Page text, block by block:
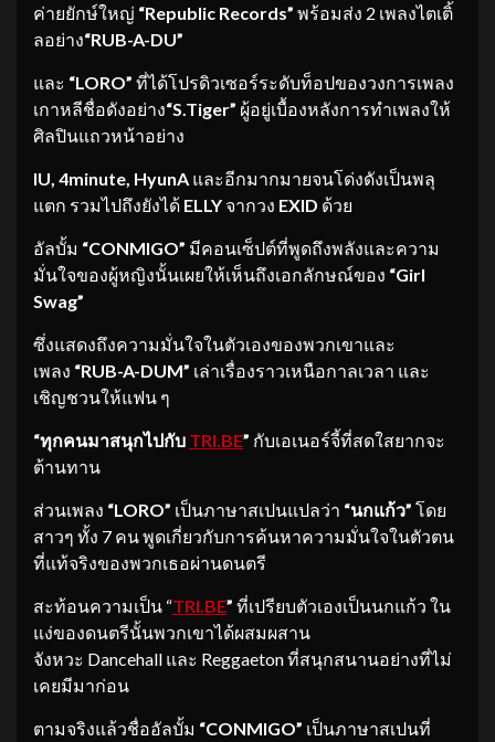
ค่ายยักษ์ใหญ่ “Republic Records” พร้อมส่ง 2 เพลงไตเติ้
ลอย่าง“RUB-A-DU”
และ “LORO” ที่ได้โปรดิวเซอร์ระดับท็อปของวงการเพลง
เกาหลีชื่อดังอย่าง“S.Tiger” ผู้อยู่เบื้องหลังการทำเพลงให้
ศิลปินแถวหน้าอย่าง
IU, 4minute, HyunA และอีกมากมายจนโด่งดังเป็นพลุ
แตก รวมไปถึงยังได้ ELLY จากวง EXID ด้วย
อัลบั้ม “CONMIGO” มีคอนเซ็ปต์ที่พูดถึงพลังและความ
มั่นใจของผู้หญิงนั้นเผยให้เห็นถึงเอกลักษณ์ของ “Girl
Swag”
ซึ่งแสดงถึงความมั่นใจในตัวเองของพวกเขาและ
เพลง “RUB-A-DUM” เล่าเรื่องราวเหนือกาลเวลา และ
เชิญชวนให้แฟน ๆ
“ทุกคนมาสนุกไปกับ TRI.BE” กับเอเนอร์จี้ที่สดใสยากจะ
ต้านทาน
ส่วนเพลง “LORO” เป็นภาษาสเปนแปลว่า “นกแก้ว” โดย
สาวๆ ทั้ง 7 คน พูดเกี่ยวกับการค้นหาความมั่นใจในตัวตน
ที่แท้จริงของพวกเธอผ่านดนตรี
สะท้อนความเป็น “TRI.BE” ที่เปรียบตัวเองเป็นนกแก้ว ใน
แง่ของดนตรีนั้นพวกเขาได้ผสมผสาน
จังหวะ Dancehall และ Reggaeton ที่สนุกสนานอย่างที่ไม่
เคยมีมาก่อน
ตามจริงแล้วชื่ออัลบั้ม “CONMIGO” เป็นภาษาสเปนที่